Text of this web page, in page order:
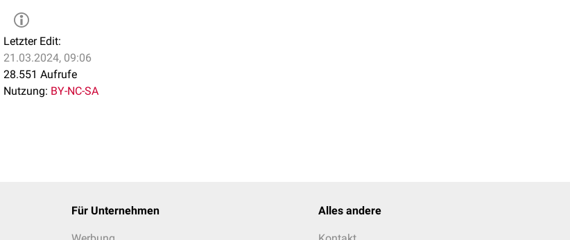
Letzter Edit:
21.03.2024, 09:06
28.551 Aufrufe
Nutzung: BY-NC-SA
Für Unternehmen Alles andere